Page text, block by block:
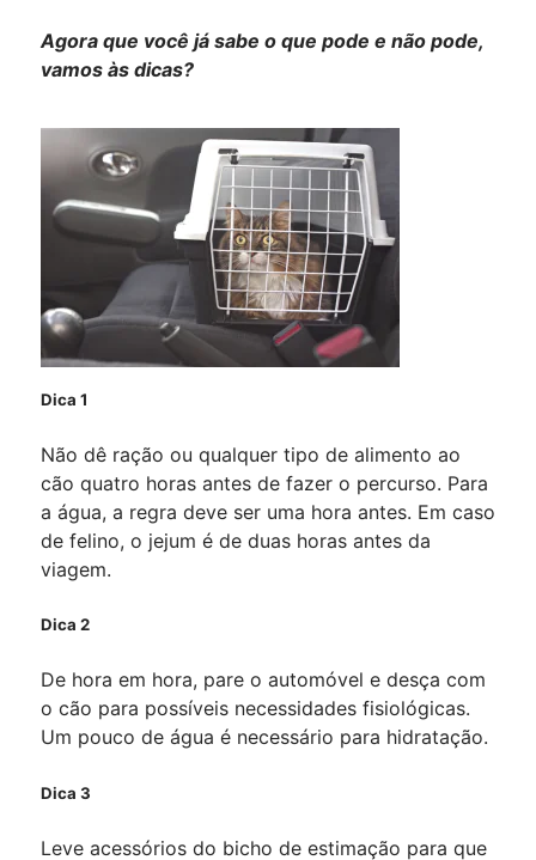
Agora que você já sabe o que pode e não pode,
vamos às dicas?
Dica 1
Não dê ração ou qualquer tipo de alimento ao
cão quatro horas antes de fazer o percurso. Para
a água, a regra deve ser uma hora antes. Em caso
de felino, o jejum é de duas horas antes da
viagem.
Dica 2
De hora em hora, pare o automóvel e desça com
o cão para possíveis necessidades fisiológicas.
Um pouco de água é necessário para hidratação.
Dica 3
Leve acessórios do bicho de estimação para que